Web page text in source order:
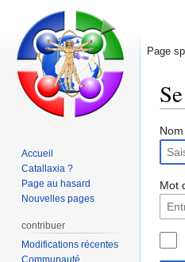
Aller
la
Aller
la
Mot
Page
Accueil
Catallaxia ?
Page au hasard
Nouvelles pages
contribuer
Modifications récentes
Communauté